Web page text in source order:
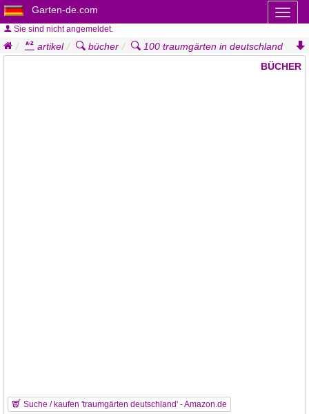
Garten-de.com
Sie sind nicht angemeldet.
artikel bücher
100 traumgärten in deutschland
BÜCHER
Suche / kaufen 'traumgärten deutschland' - Amazon.de